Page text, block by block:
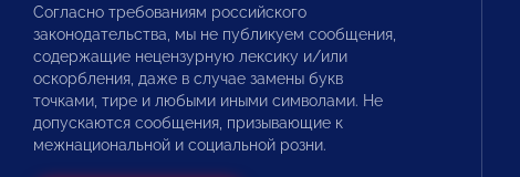
Согласно требованиям российского
законодательства, мы не публикуем сообщения,
содержащие нецензурную лексику и/или
оскорбления, даже в случае замены букв
точками, тире и любыми иными символами. Не
допускаются сообщения, призывающие к
межнациональной и социальной розни.